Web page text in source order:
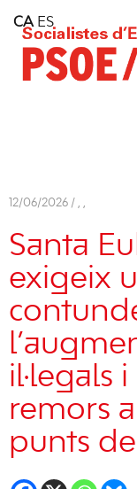
Consell Insular
Services
Contact
12/06/2026 / , ,
Santa
exigeix
il·legals
remors
punts
CA ES